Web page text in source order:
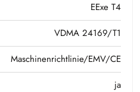
EExe T4
VDMA 24169/T1
Maschinenrichtlinie/EMV/CE
ja